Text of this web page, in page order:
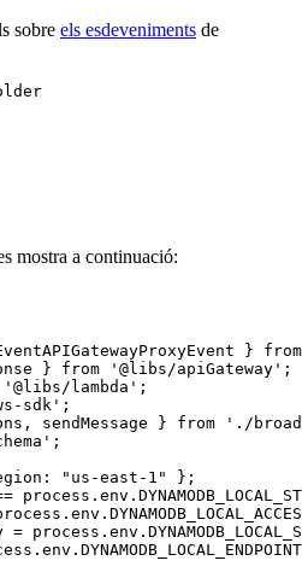
sobre els esdeveniments de
mostra a continuació:
}
} from '@libs/apiGateway';
lambda';
sdk';
sendMessage } from './
"us-east-1" };
=